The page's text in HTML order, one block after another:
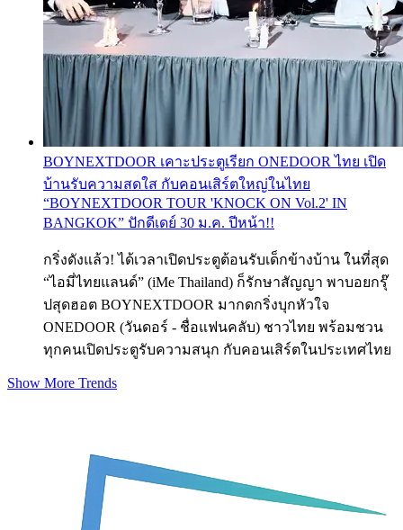
BOYNEXTDOOR เคาะประตูเรียก ONEDOOR ไทย เปิด
บ้านรับความสดใส กับคอนเสิร์ตใหญ่ในไทย
“BOYNEXTDOOR TOUR 'KNOCK ON Vol.2' IN
BANGKOK” ปักดีเดย์ 30 ม.ค. ปีหน้า!!
กริ่งดังแล้ว! ได้เวลาเปิดประตูต้อนรับเด็กข้างบ้าน ในที่สุด
“ไอมี่ไทยแลนด์” (iMe Thailand) ก็รักษาสัญญา พาบอยกรุ๊
ปสุดฮอต BOYNEXTDOOR มากดกริ่งบุกหัวใจ
ONEDOOR (วันดอร์ - ชื่อแฟนคลับ) ชาวไทย พร้อมชวน
ทุกคนเปิดประตูรับความสนุก กับคอนเสิร์ตในประเทศไทย
Show More Trends